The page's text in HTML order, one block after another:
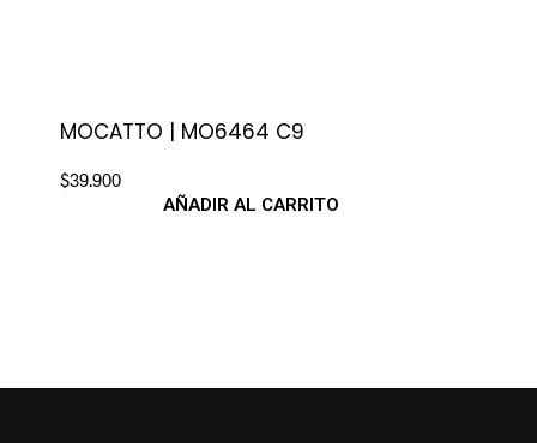
MOCATTO | MO6464 C9
$39.900
AÑADIR AL CARRITO